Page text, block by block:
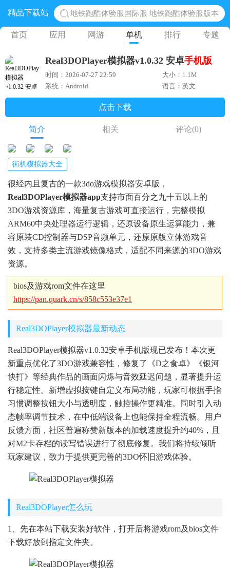
精品下载站
地铁跑酷体验服国际服 地铁跑酷体验服版本
网易光遇手游正版 点亮星空共庆周年
黎明觉醒生机腾讯正版 黎明觉醒生机国际服
奥特曼王者传奇 正版奥特曼游戏
首页 应用 网游 单机 排行 专题
Real3DOPlayer模拟器v1.0.32 安卓手机版
时间：2026-07-27 22:59
大小：1.1M
系统：Android
语言：英文
点击下载
简介 相关 评论(0)
街机模拟器大全
很经内且复古的一款3do游戏模拟器安卓版，
Real3DOPlayer模拟器app支持市面百分之九十五以上的
3DO游戏资源库，海量复古游戏可直接运行，完整模拟
ARM60中央处理器运行逻辑，还原设备原生运算能力，兼
容原装CD控制器与DSP音频单元，还原原版立体游戏音
效，支持多类主流游戏镜像格式，适配不同来源的3DO游戏
资源。
bios及游戏rom文件在这里
https://pan.quark.cn/s/858c553e37e1
Real3DOPlayer模拟器最新动态
Real3DOPlayer模拟器v1.0.32安卓手机版现已发布！本次更
新重点优化了3DO游戏兼容性，修复了《D之食卓》《银河
快打》等经典作品的画面闪烁与音效延迟问题，显著提升运
行稳定性。新增虚拟按键自定义布局功能，玩家可根据手指
习惯调整按钮大小与透明度，触控操作更精准。同时引入动
态帧率调节技术，在中低端设备上也能保持全程流畅。用户
反馈方面，社区普遍称赞新版本的加载速度提升约40%，且
对M2卡存档的读写错误进行了彻底修复。我们将持续倾听
玩家建议，致力于提供更完善的3DO怀旧游戏体验。
Real3DOPlayer怎么玩
1、先在本站下载安装好软件，打开后将游戏rom及bios文件
下载好放到指定文件夹。